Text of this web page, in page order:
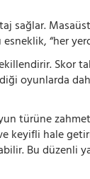
sağlar.
“her
oyunlarda
türüne
hale
Bu düzenli